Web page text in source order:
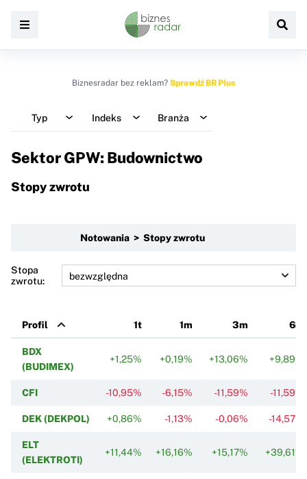
Biznesradar bez reklam? Sprawdź BR Plus
Typ Indeks Branża
Sektor GPW: Budownictwo
Stopy zwrotu
Notowania > Stopy zwrotu
Stopa
zwrotu:
Profil 1t 1m 3m 6m
BDX
(BUDIMEX)
+1,25% +0,19% +13,06% +9,89%
CFI -10,95% -6,15% -11,59% -11,59%
DEK (DEKPOL) +0,86% -1,13% -0,06% -14,57%
ELT
(ELEKTROTI)
+11,44% +16,16% +15,17% +39,61%